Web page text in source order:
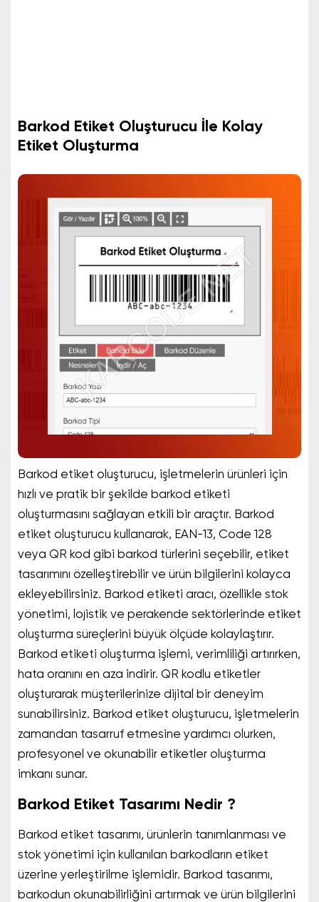
Barkod Etiket Oluşturucu İle Kolay
Etiket Oluşturma
Barkod etiket oluşturucu, işletmelerin ürünleri için
hızlı ve pratik bir şekilde barkod etiketi
oluşturmasını sağlayan etkili bir araçtır. Barkod
etiket oluşturucu kullanarak, EAN-13, Code 128
veya QR kod gibi barkod türlerini seçebilir, etiket
tasarımını özelleştirebilir ve ürün bilgilerini kolayca
ekleyebilirsiniz. Barkod etiketi aracı, özellikle stok
yönetimi, lojistik ve perakende sektörlerinde etiket
oluşturma süreçlerini büyük ölçüde kolaylaştırır.
Barkod etiketi oluşturma işlemi, verimliliği artırırken,
hata oranını en aza indirir. QR kodlu etiketler
oluşturarak müşterilerinize dijital bir deneyim
sunabilirsiniz. Barkod etiket oluşturucu, işletmelerin
zamandan tasarruf etmesine yardımcı olurken,
profesyonel ve okunabilir etiketler oluşturma
imkanı sunar.
Barkod Etiket Tasarımı Nedir ?
Barkod etiket tasarımı, ürünlerin tanımlanması ve
stok yönetimi için kullanılan barkodların etiket
üzerine yerleştirilme işlemidir. Barkod tasarımı,
barkodun okunabilirliğini artırmak ve ürün bilgilerini